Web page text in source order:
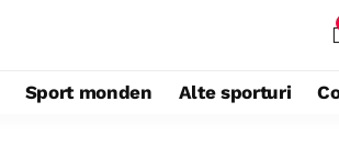
Sport monden Alte sporturi